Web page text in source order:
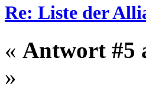
Re: Liste der
« Antwort #5
»